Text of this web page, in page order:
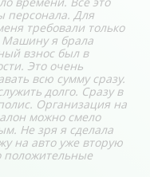
персонала. Для
требовали только
Машину я брала
взнос был в
Это очень
всю сумму сразу.
долго. Сразу в
Организация на
можно смело
Не зря я сделала
на авто уже вторую
положительные